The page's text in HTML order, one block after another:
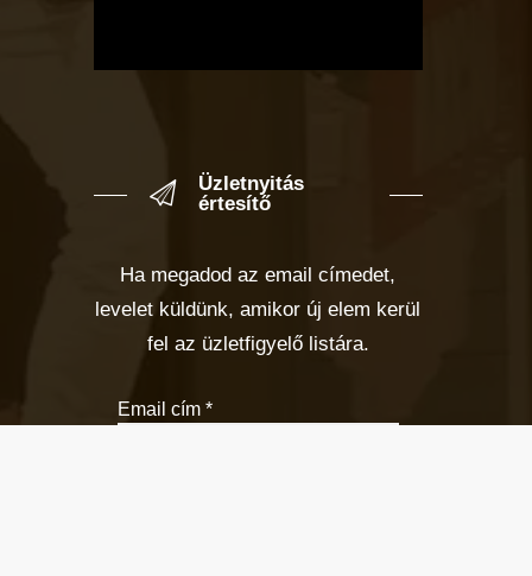
Üzletnyitás
értesítő
Ha megadod az email címedet,
levelet küldünk, amikor új elem kerül
fel az üzletfigyelő listára.
Email cím *